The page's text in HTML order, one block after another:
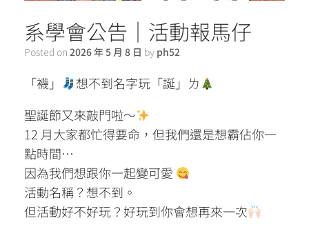
系學會公告｜活動報馬仔
Posted on 2026 年 5 月 8 日 by ph52
「襪」
想不到名字玩「誕」ㄌ
聖誕節又來敲門啦～
12 月大家都忙得要命，但我們還是想霸佔你一
點時間…
因為我們想跟你一起變可愛
活動名稱？想不到。
但活動好不好玩？好玩到你會想再來一次